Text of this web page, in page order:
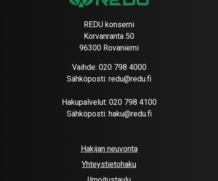
REDU konserni
Korvanranta 50
96300 Rovaniemi
Vaihde: 020 798 4000
Sähköposti: redu@redu.fi
Hakupalvelut: 020 798 4100
Sähköposti: haku@redu.fi
Hakijan neuvonta
Yhteystietohaku